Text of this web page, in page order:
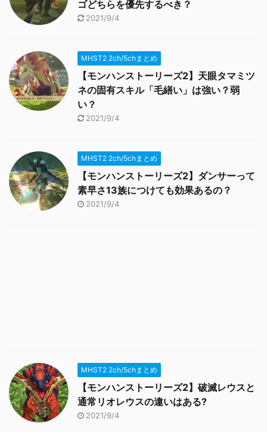
ゴどちらを優先するべき？
2021/9/4
MHST2 2ch/5chまとめ
【モンハンストーリーズ2】天眼タマミツ
ネの固有スキル「毛繕い」は強い？弱
い？
2021/9/4
MHST2 2ch/5chまとめ
【モンハンストーリーズ2】ダンサーって
素早さ13族につけても効果あるの？
2021/9/4
MHST2 2ch/5chまとめ
【モンハンストーリーズ2】破滅レウスと
通常リオレウスの違いはある?
2021/9/4